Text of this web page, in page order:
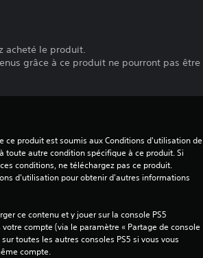
acheté le produit.
grâce à ce produit ne pourront pas être
ce produit est soumis aux Conditions d'utilisation de
toute autre condition spécifique à ce produit. Si
conditions, ne téléchargez pas ce produit.
d'utilisation pour obtenir d'autres informations
ce contenu et y jouer sur la console PS5
compte (via le paramètre « Partage de console
toutes les autres consoles PS5 si vous vous
compte.